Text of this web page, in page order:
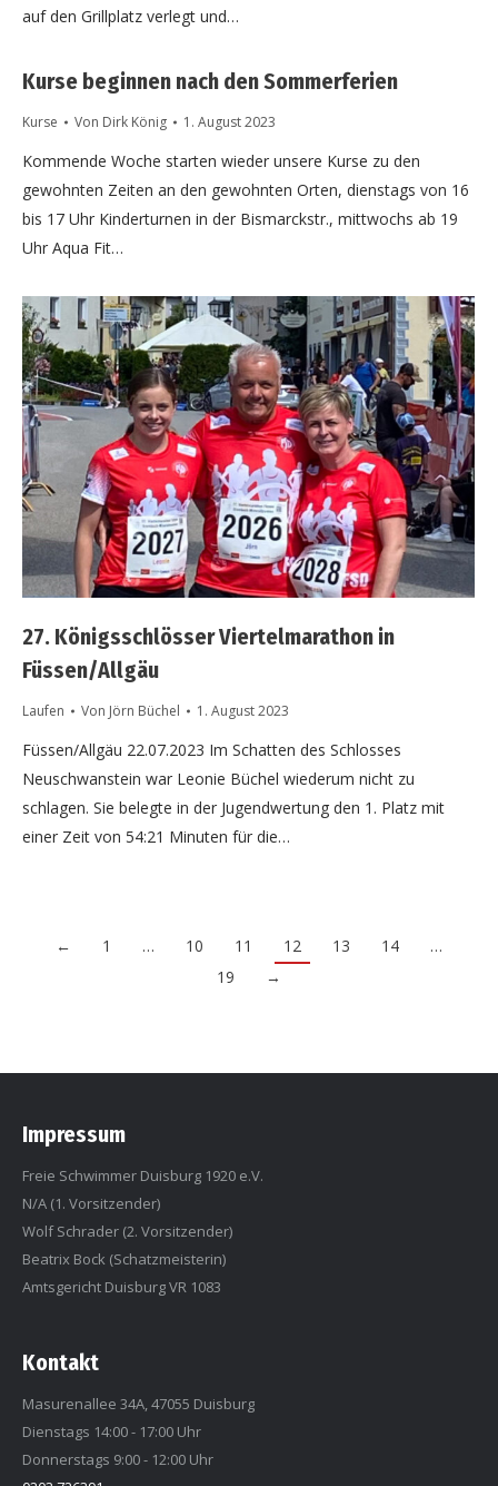
auf den Grillplatz verlegt und…
Kurse beginnen nach den Sommerferien
Kurse Von Dirk König 1. August 2023
Kommende Woche starten wieder unsere Kurse zu den
gewohnten Zeiten an den gewohnten Orten, dienstags von 16
bis 17 Uhr Kinderturnen in der Bismarckstr., mittwochs ab 19
Uhr Aqua Fit…
27. Königsschlösser Viertelmarathon in
Füssen/Allgäu
Laufen Von Jörn Büchel 1. August 2023
Füssen/Allgäu 22.07.2023 Im Schatten des Schlosses
Neuschwanstein war Leonie Büchel wiederum nicht zu
schlagen. Sie belegte in der Jugendwertung den 1. Platz mit
einer Zeit von 54:21 Minuten für die…
← 1 … 10 11 12 13 14
…
19
→
Impressum
Freie Schwimmer Duisburg 1920 e.V.
N/A (1. Vorsitzender)
Wolf Schrader (2. Vorsitzender)
Beatrix Bock (Schatzmeisterin)
Amtsgericht Duisburg VR 1083
Kontakt
Masurenallee 34A, 47055 Duisburg
Dienstags 14:00 - 17:00 Uhr
Donnerstags 9:00 - 12:00 Uhr